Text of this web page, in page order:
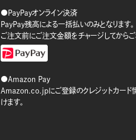
●PayPayオンライン決済
PayPay残高による一括払いのみとなります。
ご注文前にご注文金額をチャージしてからご
●Amazon Pay
Amazon.co.jpにご登録のクレジットカード
けます。